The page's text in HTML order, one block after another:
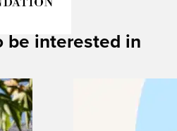
be interested in